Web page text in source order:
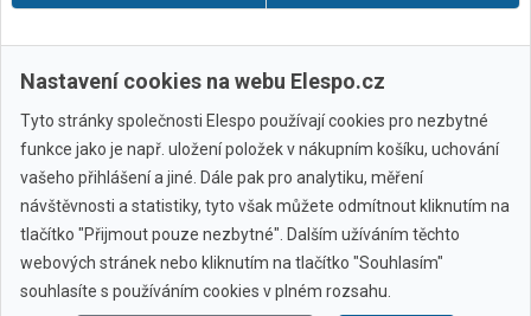
Další › Poslední »
Všechny značky
Nastavení cookies na webu Elespo.cz
Tyto stránky společnosti Elespo používají cookies pro nezbytné
funkce jako je např. uložení položek v nákupním košíku, uchování
vašeho přihlášení a jiné. Dále pak pro analytiku, měření
návštěvnosti a statistiky, tyto však můžete odmítnout kliknutím na
tlačítko "Přijmout pouze nezbytné". Dalším užíváním těchto
webových stránek nebo kliknutím na tlačítko "Souhlasím"
souhlasíte s používáním cookies v plném rozsahu.